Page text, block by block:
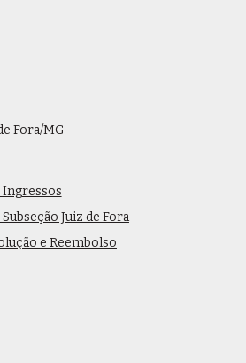
Fora/MG
Ingressos
Juiz de Fora
e Reembolso